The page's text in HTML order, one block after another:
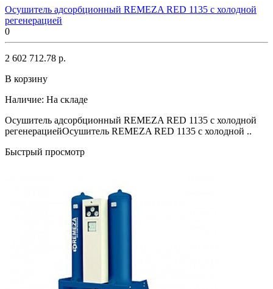
Осушитель адсорбционный REMEZA RED 1135 с холодной
регенерацией
0
2 602 712.78 р.
В корзину
Наличие: На складе
Осушитель адсорбционный REMEZA RED 1135 с холодной
регенерациейОсушитель REMEZA RED 1135 с холодной ..
Быстрый просмотр